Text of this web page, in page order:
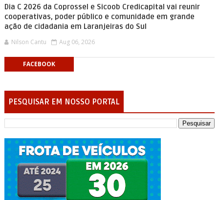
Dia C 2026 da Coprossel e Sicoob Credicapital vai reunir
cooperativas, poder público e comunidade em grande
ação de cidadania em Laranjeiras do Sul
Nilson Cantu Aug 06, 2026
FACEBOOK
PESQUISAR EM NOSSO PORTAL